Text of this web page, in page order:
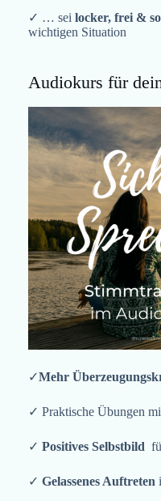
✓ … sei locker, frei &
wichtigen Situation
Audiokurs für
✓Mehr
✓ Praktische Übungen
✓ Positives Selbstbild
✓ Gelassenes Auftreten